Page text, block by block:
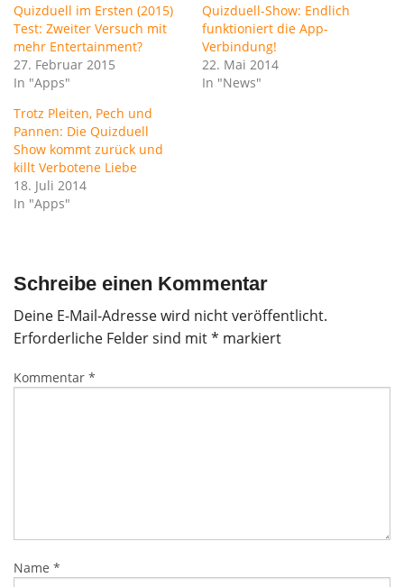
Quizduell im Ersten (2015)
Test: Zweiter Versuch mit
mehr Entertainment?
27. Februar 2015
In "Apps"
Quizduell-Show: Endlich
funktioniert die App-
Verbindung!
22. Mai 2014
In "News"
Trotz Pleiten, Pech und
Pannen: Die Quizduell
Show kommt zurück und
killt Verbotene Liebe
18. Juli 2014
In "Apps"
Schreibe einen Kommentar
Deine E-Mail-Adresse wird nicht veröffentlicht.
Erforderliche Felder sind mit* markiert
Kommentar *
Name *